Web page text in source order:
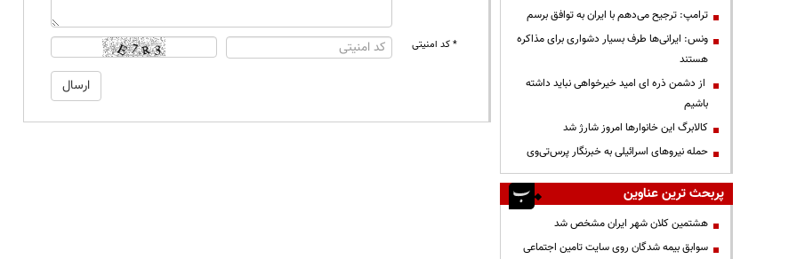
* کد امنیتی
ترامپ: ترجیح می‌دهم با ایران به توافق برسم
ونس: ایرانی‌ها طرف بسیار دشواری برای مذاکره
هستند
از دشمن ذره ای امید خیرخواهی نباید داشته
باشیم
کالابرگ این خانوارها امروز شارژ شد
حمله نیروهای اسرائیلی به خبرنگار پرس‌تی‌وی
پربحث ترین عناوین
هشتمین کلان شهر ایران مشخص شد
سوابق بیمه شدگان روی سایت تامین اجتماعی